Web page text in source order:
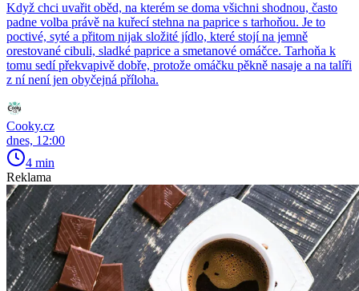
Když chci uvařit oběd, na kterém se doma všichni shodnou, často
padne volba právě na kuřecí stehna na paprice s tarhoňou. Je to
poctivé, syté a přitom nijak složité jídlo, které stojí na jemně
orestované cibuli, sladké paprice a smetanové omáčce. Tarhoňa k
tomu sedí překvapivě dobře, protože omáčku pěkně nasaje a na talíři
z ní není jen obyčejná příloha.
Cooky.cz
dnes, 12:00
4 min
Reklama